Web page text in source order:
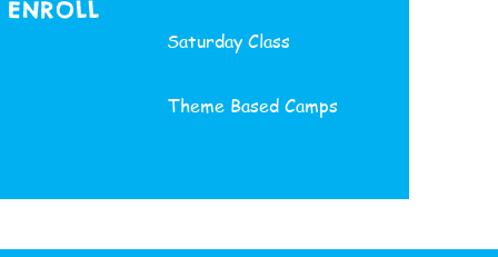
ENROLL
Saturday Class
Theme Based Camps